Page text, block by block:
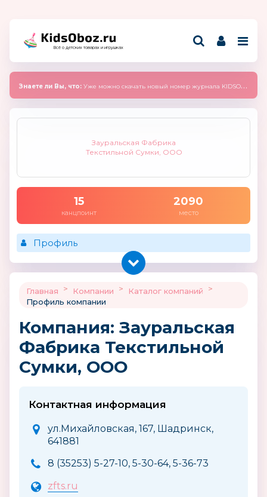
Всё о детских товарах и игрушках
Знаете ли Вы, что: Уже можно скачать новый номер журнала KIDSOBOZ 2025 (сентябрь)
Зауральская Фабрика
Текстильной Сумки, ООО
15
канцпоинт
2090
место
Профиль
Главная > Компании > Каталог компаний
>
Профиль компании
Компания: Зауральская
Фабрика Текстильной
Сумки, ООО
Контактная информация
ул.Михайловская, 167, Шадринск,
641881
8 (35253) 5-27-10, 5-30-64, 5-36-73
zfts.ru